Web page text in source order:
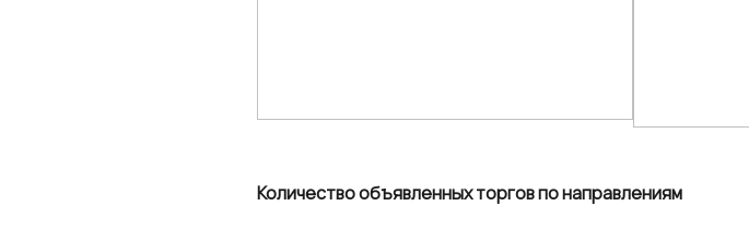
Количество объявленных торгов по направлениям